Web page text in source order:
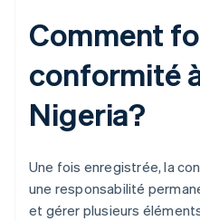
Comment
conformité
Nigeria?
Une fois enregistrée, la
une responsabilité
et gérer plusieurs